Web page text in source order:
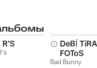
DeBÍ
FOToS
Bad Bunny